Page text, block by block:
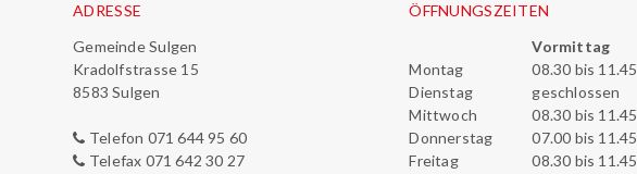
Footer
ADRESSE
Gemeinde Sulgen
Kradolfstrasse 15
8583 Sulgen
Telefon 071 644 95 60
Telefax 071 642 30 27
ÖFFNUNGSZEITEN
Vormittag
Montag 08.30 bis 11.45
Dienstag geschlossen
Mittwoch 08.30 bis 11.45
Donnerstag 07.00 bis 11.45
Freitag 08.30 bis 11.45